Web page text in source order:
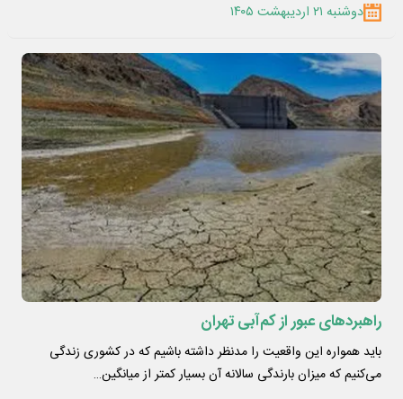
دوشنبه ۲۱ اردیبهشت ۱۴۰۵
راهبردهای عبور از کم‌آبی تهران
باید همواره این واقعیت را مدنظر داشته باشیم که در کشوری زندگی
می‌کنیم که میزان بارندگی سالانه آن بسیار کمتر از میانگین…